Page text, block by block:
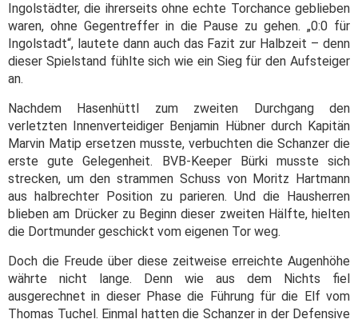
Ingolstädter, die ihrerseits ohne echte Torchance geblieben
waren, ohne Gegentreffer in die Pause zu gehen. „0:0 für
Ingolstadt“, lautete dann auch das Fazit zur Halbzeit – denn
dieser Spielstand fühlte sich wie ein Sieg für den Aufsteiger
an.
Nachdem Hasenhüttl zum zweiten Durchgang den
verletzten Innenverteidiger Benjamin Hübner durch Kapitän
Marvin Matip ersetzen musste, verbuchten die Schanzer die
erste gute Gelegenheit. BVB-Keeper Bürki musste sich
strecken, um den strammen Schuss von Moritz Hartmann
aus halbrechter Position zu parieren. Und die Hausherren
blieben am Drücker zu Beginn dieser zweiten Hälfte, hielten
die Dortmunder geschickt vom eigenen Tor weg.
Doch die Freude über diese zeitweise erreichte Augenhöhe
währte nicht lange. Denn wie aus dem Nichts fiel
ausgerechnet in dieser Phase die Führung für die Elf vom
Thomas Tuchel. Einmal hatten die Schanzer in der Defensive